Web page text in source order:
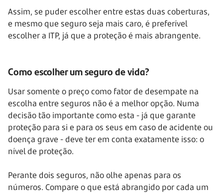
Assim, se puder escolher entre estas duas coberturas,
e mesmo que seguro seja mais caro, é preferível
escolher a ITP, já que a proteção é mais abrangente.
Como escolher um seguro de vida?
Usar somente o preço como fator de desempate na
escolha entre seguros não é a melhor opção. Numa
decisão tão importante como esta - já que garante
proteção para si e para os seus em caso de acidente ou
doença grave - deve ter em conta exatamente isso: o
nível de proteção.
Perante dois seguros, não olhe apenas para os
números. Compare o que está abrangido por cada um